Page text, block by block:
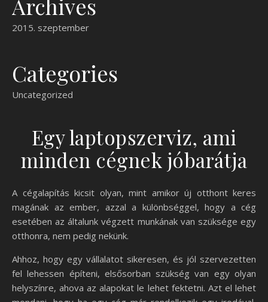
Archives
2015. szeptember
Categories
Uncategorized
Egy laptopszerviz, ami
minden cégnek jóbarátja
A cégalapítás kicsit olyan, mint amikor új otthont keres
magának az ember, azzal a különbséggel, hogy a cég
esetében az általunk végzett munkának van szüksége egy
otthonra, nem pedig nekünk.
Ahhoz, hogy egy vállalatot sikeresen, és jól szervezetten
fel lehessen építeni, elsősorban szükség van egy olyan
helyszínre, ahova az alapokat le lehet fektetni. Azt el lehet